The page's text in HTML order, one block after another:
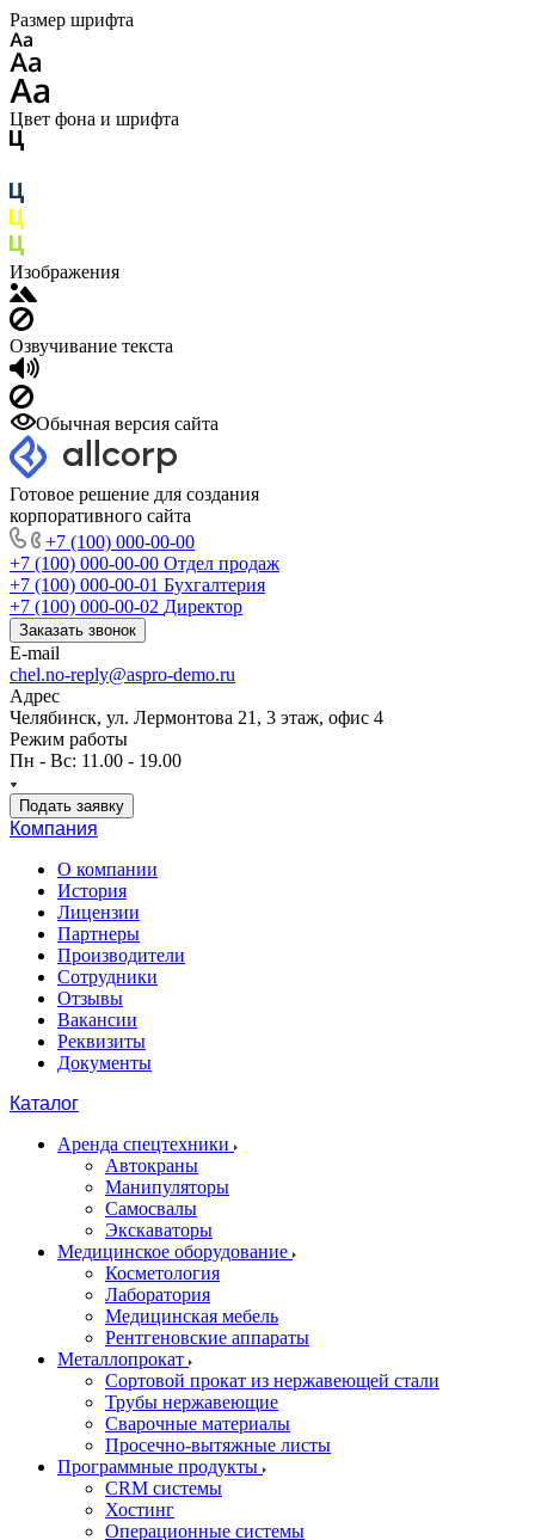
Размер шрифта
Цвет фона и шрифта
Изображения
Озвучивание текста
Обычная версия сайта
Готовое решение для создания
корпоративного сайта
+7 (100) 000-00-00
+7 (100) 000-00-00 Отдел продаж
+7 (100) 000-00-01 Бухгалтерия
+7 (100) 000-00-02 Директор
Заказать звонок
E-mail
chel.no-reply@aspro-demo.ru
Адрес
Челябинск, ул. Лермонтова 21, 3 этаж, офис 4
Режим работы
Пн - Вс: 11.00 - 19.00
Подать заявку
Компания
О компании
История
Лицензии
Партнеры
Производители
Сотрудники
Отзывы
Вакансии
Реквизиты
Документы
Каталог
Аренда спецтехники
Автокраны
Манипуляторы
Самосвалы
Экскаваторы
Медицинское оборудование
Косметология
Лаборатория
Медицинская мебель
Рентгеновские аппараты
Металлопрокат
Сортовой прокат из нержавеющей стали
Трубы нержавеющие
Сварочные материалы
Просечно-вытяжные листы
Программные продукты
CRM системы
Хостинг
Операционные системы